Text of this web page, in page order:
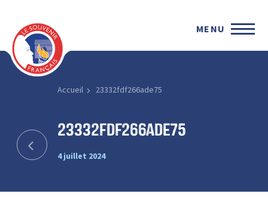
MENU
Accueil 23332fdf266ade75
23332fdf266ade75
4 juillet 2024